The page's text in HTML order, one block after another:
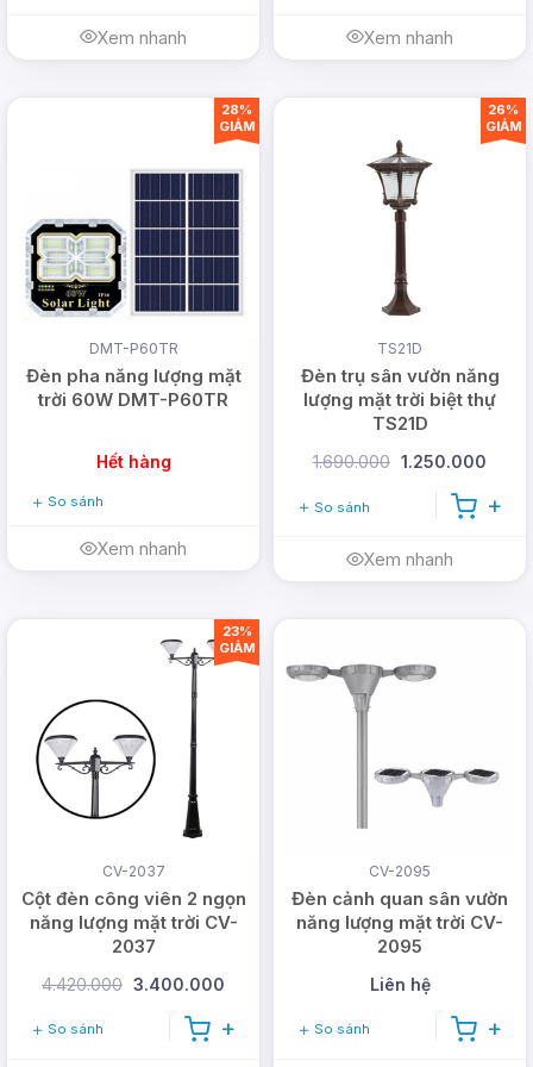
Email: vn@dmtsolar.com
Web: www.dmtsolar.com -
Xem nhanh Xem nhanh
DMT-P60TR
Đèn pha năng lượng mặt
trời 60W DMT-P60TR
Hết hàng
So sánh
Xem nhanh
28%
GIẢM
TS21D
Đèn trụ sân vườn năng
lượng mặt trời biệt thự
TS21D
1.690.000 1.250.000
So sánh
Xem nhanh
26%
GIẢM
CV-2037
Cột đèn công viên 2 ngọn
năng lượng mặt trời CV-
2037
4.420.000 3.400.000
So sánh
23%
GIẢM
CV-2095
Đèn cảnh quan sân vườn
năng lượng mặt trời CV-
2095
Liên hệ
So sánh